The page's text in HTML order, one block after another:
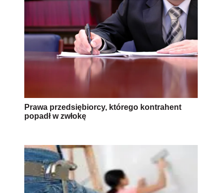
Prawa przedsiębiorcy, którego kontrahent
popadł w zwłokę